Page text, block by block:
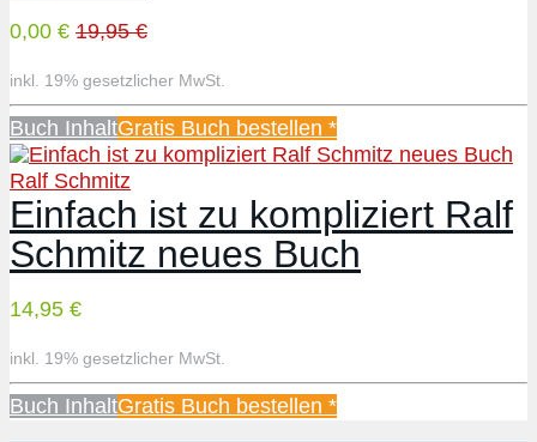
0,00 € 19,95 €
inkl. 19% gesetzlicher MwSt.
Buch InhaltGratis Buch bestellen *
Ralf Schmitz
Einfach ist zu kompliziert Ralf
Schmitz neues Buch
14,95 €
inkl. 19% gesetzlicher MwSt.
Buch InhaltGratis Buch bestellen *